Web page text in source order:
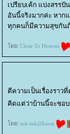
เปรียบเค้ก แบ่งสรร
อันนี้จริงมากค่ะ หาก
ทุกคนก็มีความสุขกัน
ดย: Close To Heaven
ตีความเป็นเรื่องราว
คิดแต่ว่าบ้านนี้จะชอ
ดย: tuk-tuk@korat